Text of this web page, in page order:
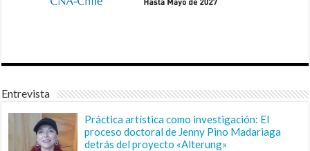
Entrevista
Práctica artística como investigación: El
proceso doctoral de Jenny Pino Madariaga
detrás del proyecto «Alterung»